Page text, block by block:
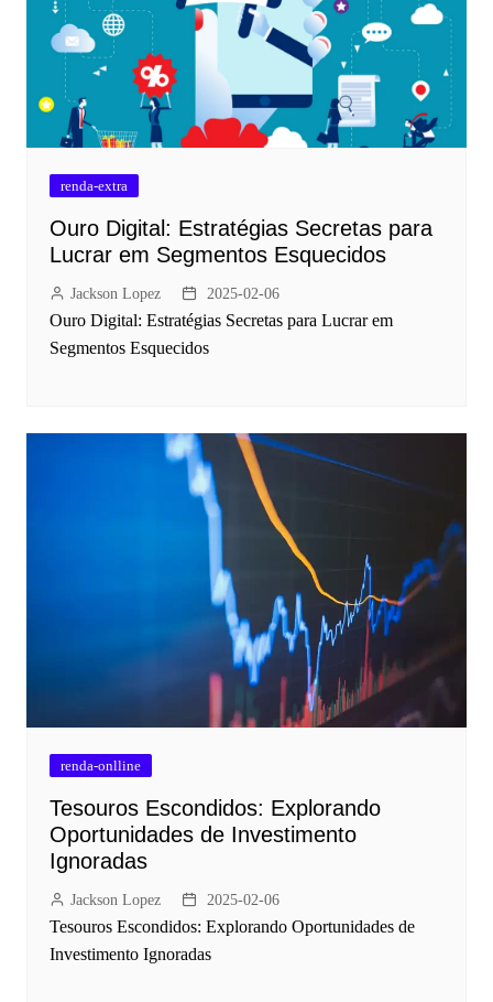
renda-extra
Ouro Digital: Estratégias Secretas para
Lucrar em Segmentos Esquecidos
Jackson Lopez 2025-02-06
Ouro Digital: Estratégias Secretas para Lucrar em
Segmentos Esquecidos
renda-onlline
Tesouros Escondidos: Explorando
Oportunidades de Investimento
Ignoradas
Jackson Lopez 2025-02-06
Tesouros Escondidos: Explorando Oportunidades de
Investimento Ignoradas